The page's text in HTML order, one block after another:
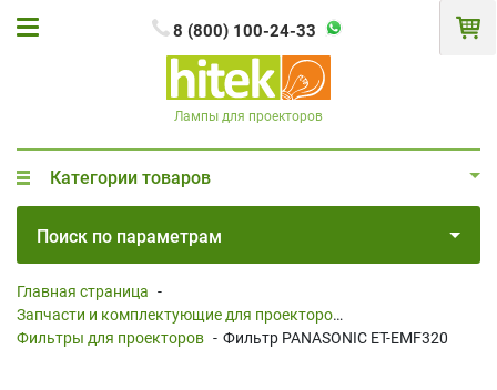
8 (800) 100-24-33
Лампы для проекторов
Категории товаров
Поиск по параметрам
Главная страница -
Запчасти и комплектующие для проекторов
Фильтры для проекторов - Фильтр PANASONIC ET-EMF320